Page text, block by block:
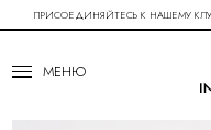
ПРИСОЕДИНЯЙТЕСЬ К НАШЕМУ
МЕНЮ